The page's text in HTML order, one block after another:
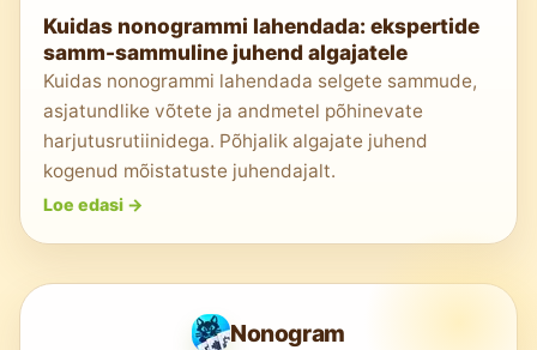
Kuidas nonogrammi lahendada: ekspertide
samm-sammuline juhend algajatele
Kuidas nonogrammi lahendada selgete sammude,
asjatundlike võtete ja andmetel põhinevate
harjutusrutiinidega. Põhjalik algajate juhend
kogenud mõistatuste juhendajalt.
Loe edasi ->
Nonogram